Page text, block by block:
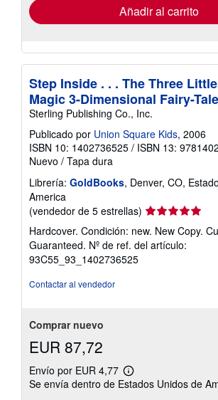
envío
Añadir al carrito
Step Inside . . . The Three
Magic 3-Dimensional Fairy-
Sterling Publishing Co., Inc.
Publicado por Union Square Kids, 2006
ISBN 10: 1402736525 / ISBN 13:
Nuevo / Tapa dura
Librería: GoldBooks, Denver, CO,
America
(vendedor de 5 estrellas) Calificación
del
vendedor:
5
Hardcover. Condición: new. New Copy.
Guaranteed. Nº de ref. del artículo:
93C55_93_1402736525
Contactar al vendedor
Comprar nuevo
EUR 87,72
Envío por EUR 4,77
Más
información
Se envía dentro de Estados Unidos de